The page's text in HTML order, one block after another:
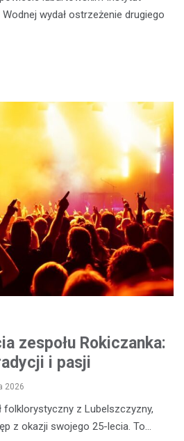
wydał ostrzeżenie drugiego
zespołu Rokiczanka:
i pasji
2026
folklorystyczny z Lubelszczyzny,
z okazji swojego 25-lecia. To…